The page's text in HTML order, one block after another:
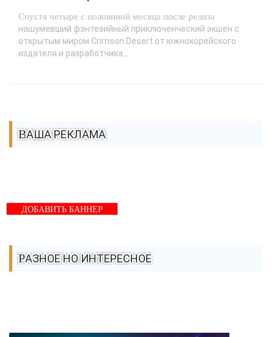
Спустя четыре с половиной месяца после релиза
нашумевший фэнтезийный приключенческий экшен с
открытым миром Crimson Desert от южнокорейского
издателя и разработчика...
ВАША РЕКЛАМА
ДОБАВИТЬ БАННЕР
РАЗНОЕ НО ИНТЕРЕСНОЕ